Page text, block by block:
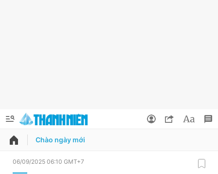
QUẢNG CÁO
Chào ngày mới
06/09/2025 06:10 GMT+7